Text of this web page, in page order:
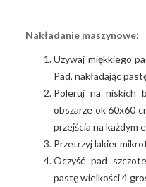
Nakładanie maszynowe:
Używaj miękkiego
Pad, nakładając
Poleruj na niskich
obszarze ok 60x60
przejścia na każdym
Przetrzyj lakier
Oczyść pad
pastę wielkości 4